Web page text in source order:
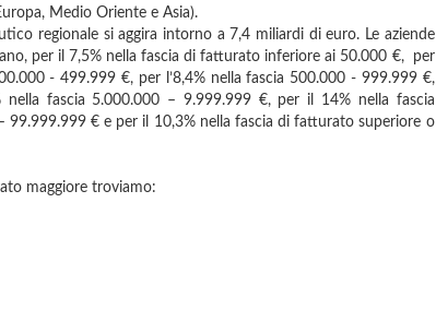
Medio Oriente e Asia).
regionale si aggira intorno a 7,4 miliardi di euro. Le aziende
per il 7,5% nella fascia di fatturato inferiore ai 50.000 €, per
- 499.999 €, per l’8,4% nella fascia 500.000 - 999.999 €,
fascia 5.000.000 – 9.999.999 €, per il 14% nella fascia
€ e per il 10,3% nella fascia di fatturato superiore o
maggiore troviamo: